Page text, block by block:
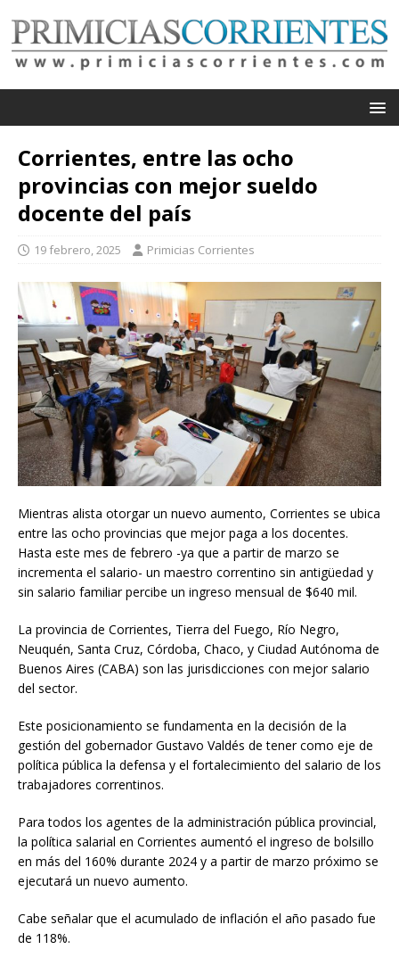
Corrientes, entre las ocho
provincias con mejor sueldo
docente del país
19 febrero, 2025 Primicias Corrientes
Mientras alista otorgar un nuevo aumento, Corrientes se ubica
entre las ocho provincias que mejor paga a los docentes.
Hasta este mes de febrero -ya que a partir de marzo se
incrementa el salario- un maestro correntino sin antigüedad y
sin salario familiar percibe un ingreso mensual de $640 mil.
La provincia de Corrientes, Tierra del Fuego, Río Negro,
Neuquén, Santa Cruz, Córdoba, Chaco, y Ciudad Autónoma de
Buenos Aires (CABA) son las jurisdicciones con mejor salario
del sector.
Este posicionamiento se fundamenta en la decisión de la
gestión del gobernador Gustavo Valdés de tener como eje de
política pública la defensa y el fortalecimiento del salario de los
trabajadores correntinos.
Para todos los agentes de la administración pública provincial,
la política salarial en Corrientes aumentó el ingreso de bolsillo
en más del 160% durante 2024 y a partir de marzo próximo se
ejecutará un nuevo aumento.
Cabe señalar que el acumulado de inflación el año pasado fue
de 118%.